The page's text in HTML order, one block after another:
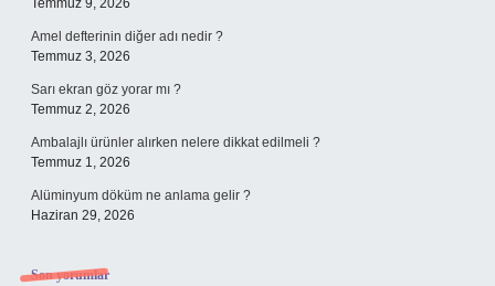
Temmuz 9, 2026
Amel defterinin diğer adı nedir ?
Temmuz 3, 2026
Sarı ekran göz yorar mı ?
Temmuz 2, 2026
Ambalajlı ürünler alırken nelere dikkat edilmeli ?
Temmuz 1, 2026
Alüminyum döküm ne anlama gelir ?
Haziran 29, 2026
Son yorumlar